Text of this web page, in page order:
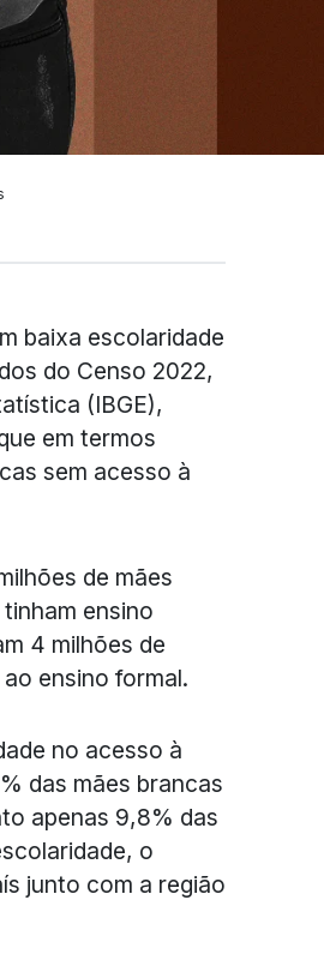
baixa escolaridade
do Censo 2022,
(IBGE),
em termos
sem acesso à
de mães
ensino
4 milhões de
ensino formal.
no acesso à
das mães brancas
apenas 9,8% das
o
junto com a região